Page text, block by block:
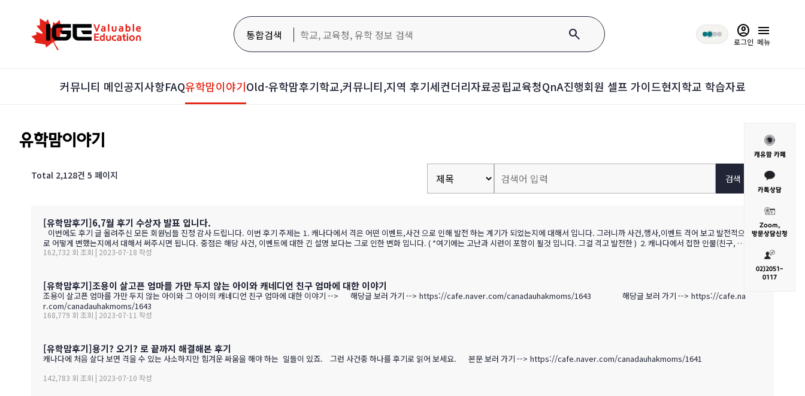
통합검색 search account_circle
로그인
menu
메뉴
커뮤니티 메인공지사항FAQ유학맘이야기Old-유학맘후기학교,커뮤니티,지역 후기세컨더리자료공립교육청QnA진행회원 셀프 가이드현지학교 학습자료
유학맘이야기
Total 2,128건 5 페이지 검색
[유학맘후기]6,7월 후기 수상자 발표 입니다.
이번에도 후기 글 올려주신 모든 회원님들 진정 감사 드립니다. 이번 후기 주제는 1. 캐나다에서 격은 어떤 이벤트,사건 으로 인해 발전 하는 계기가 되었는지에 대해서 입니다. 그러니까 사건,행사,이벤트 격어 보고 발전적으
로 어떻게 변했는지에서 대해서 써주시면 됩니다. 중점은 해당 사건, 이벤트에 대한 긴 설명 보다는 그로 인한 변화 입니다. ( *여기에는 고난과 시련이 포함이 될것 입니다. 그걸 격고 발전한 ) ​ 2. 캐나다에서 접한 인물(친구, 선
생님, 운동코치, 친한 학부모등)으로 인해서 어떤 발전, 긍정적인 변화를 하게 되었는지에 대해 인물과 그로 인한 변화를 써주시면 됩니다. 역시 중점은 그 인물이 아닌 그로 인한 나의 발전된 변화 입니다. 였습니다. 우선 공
162,732 회 조회 | 2023-07-18 작성
[유학맘후기]조용이 살고픈 엄마를 가만 두지 않는 아이와 캐네디언 친구 엄마에 대한 이야기
조용이 살고픈 엄마를 가만 두지 않는 아이와 그 아이의 캐네디언 친구 엄마에 대한 이야기 --> 해당글 보러 가기 --> https://cafe.naver.com/canadauhakmoms/1643 해당글 보러 가기 --> https://cafe.nave
r.com/canadauhakmoms/1643
168,779 회 조회 | 2023-07-11 작성
[유학맘후기]용기? 오기? 로 끝까지 해결해본 후기
캐나다에 처음 살다 보면 격을 수 있는 사소하지만 힘겨운 싸움을 해야 하는 일들이 있죠. 그런 사건중 하나를 후기로 읽어 보세요. 본문 보러 가기 --> https://cafe.naver.com/canadauhakmoms/1641
142,783 회 조회 | 2023-07-10 작성
캐유맘 카페
카톡상담
Zoom,
방문상담신청
02)2051-
0117